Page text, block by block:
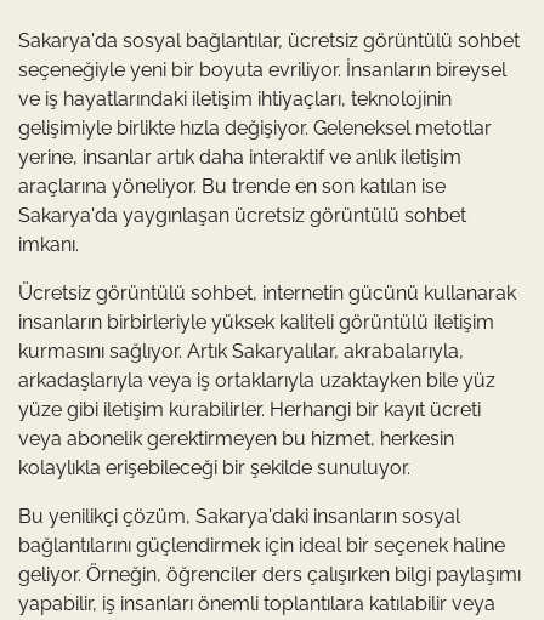
Sakarya'da sosyal bağlantılar, ücretsiz görüntülü sohbet
seçeneğiyle yeni bir boyuta evriliyor. İnsanların bireysel
ve iş hayatlarındaki iletişim ihtiyaçları, teknolojinin
gelişimiyle birlikte hızla değişiyor. Geleneksel metotlar
yerine, insanlar artık daha interaktif ve anlık iletişim
araçlarına yöneliyor. Bu trende en son katılan ise
Sakarya'da yaygınlaşan ücretsiz görüntülü sohbet
imkanı.
Ücretsiz görüntülü sohbet, internetin gücünü kullanarak
insanların birbirleriyle yüksek kaliteli görüntülü iletişim
kurmasını sağlıyor. Artık Sakaryalılar, akrabalarıyla,
arkadaşlarıyla veya iş ortaklarıyla uzaktayken bile yüz
yüze gibi iletişim kurabilirler. Herhangi bir kayıt ücreti
veya abonelik gerektirmeyen bu hizmet, herkesin
kolaylıkla erişebileceği bir şekilde sunuluyor.
Bu yenilikçi çözüm, Sakarya'daki insanların sosyal
bağlantılarını güçlendirmek için ideal bir seçenek haline
geliyor. Örneğin, öğrenciler ders çalışırken bilgi paylaşımı
yapabilir, iş insanları önemli toplantılara katılabilir veya